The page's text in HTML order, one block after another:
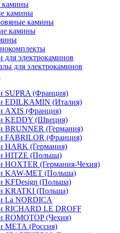
камины
камины
камины
камины
для электрокаминов
для электрокаминов
SUPRA (Франция)
EDILKAMIN (Италия)
AXIS (Франция)
KEDDY (Швеция)
BRUNNER (Германия)
FABRILOR (Франция)
HARK (Германия)
HITZE (Польша)
HOXTER (Германия-Чехия)
KAW-MET (Польша)
KFDesign (Польша)
KRATKI (Польша)
La NORDICA
RICHARD LE DROFF
ROMOTOP (Чехия)
МЕТА (Россия)